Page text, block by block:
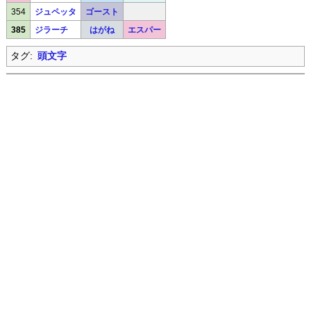
354 ジュペッタ ゴースト
385 ジラーチ はがね エスパー
タグ: 頭文字